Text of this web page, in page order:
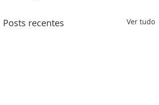
Posts recentes Ver tudo